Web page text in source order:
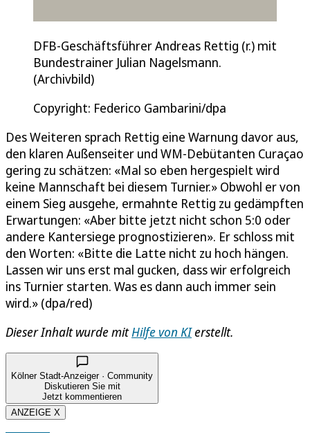
DFB-Geschäftsführer Andreas Rettig (r.) mit
Bundestrainer Julian Nagelsmann.
(Archivbild)
Copyright: Federico Gambarini/dpa
Des Weiteren sprach Rettig eine Warnung davor aus,
den klaren Außenseiter und WM-Debütanten Curaçao
gering zu schätzen: «Mal so eben hergespielt wird
keine Mannschaft bei diesem Turnier.» Obwohl er von
einem Sieg ausgehe, ermahnte Rettig zu gedämpften
Erwartungen: «Aber bitte jetzt nicht schon 5:0 oder
andere Kantersiege prognostizieren». Er schloss mit
den Worten: «Bitte die Latte nicht zu hoch hängen.
Lassen wir uns erst mal gucken, dass wir erfolgreich
ins Turnier starten. Was es dann auch immer sein
wird.» (dpa/red)
Dieser Inhalt wurde mitHilfe von KIerstellt.
Kölner Stadt-Anzeiger · Community
Diskutieren Sie mit
Jetzt kommentieren
ANZEIGE X